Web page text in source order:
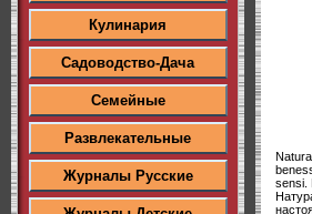
Кулинария
Садоводство-Дача
Семейные
Развлекательные
Журналы Русские
sensi.